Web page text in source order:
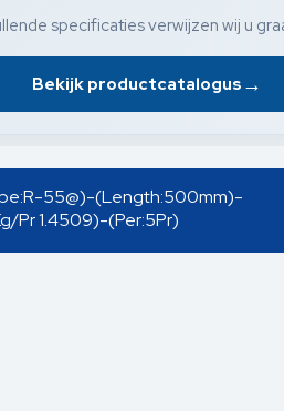
specificaties verwijzen wij u
Bekijk productcatalogus →
55@)-(Length:500mm)-
Pr 1.4509)-(Per:5Pr)